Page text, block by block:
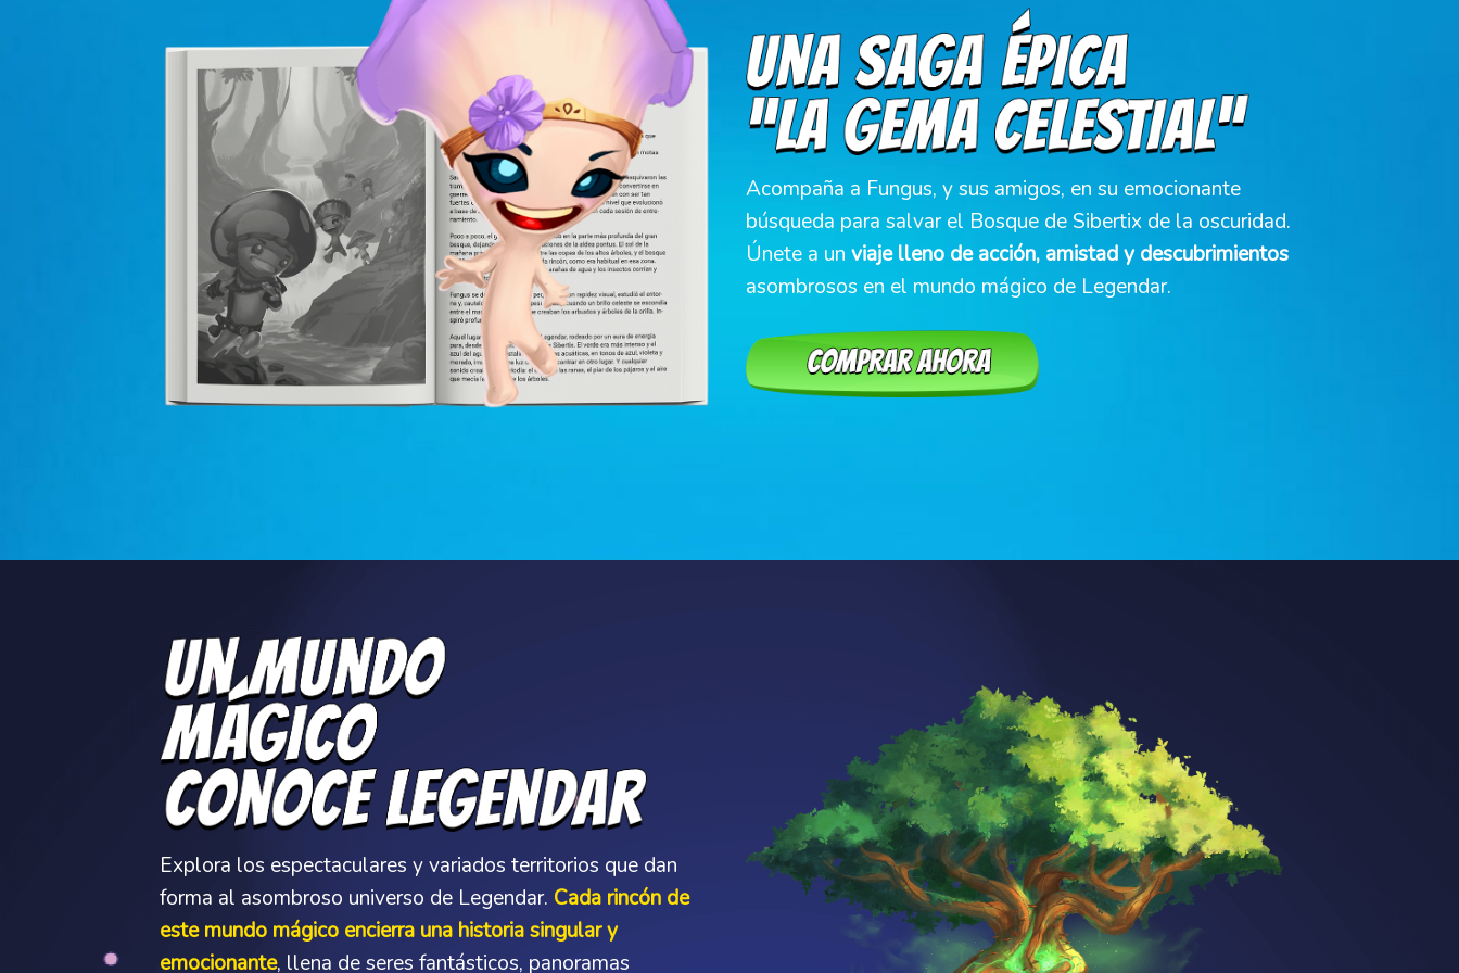
Acompaña a Fungus, y sus amigos, en su emocionante
búsqueda para salvar el Bosque de Sibertix de la oscuridad.
Únete a un viaje lleno de acción, amistad y descubrimientos
asombrosos en el mundo mágico de Legendar.
Explora los espectaculares y variados territorios que dan
forma al asombroso universo de Legendar. Cada rincón de
este mundo mágico encierra una historia singular y
emocionante, llena de seres fantásticos, panoramas